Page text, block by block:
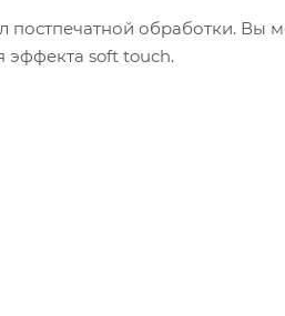
постпечатной обработки. Вы
эффекта soft touch.